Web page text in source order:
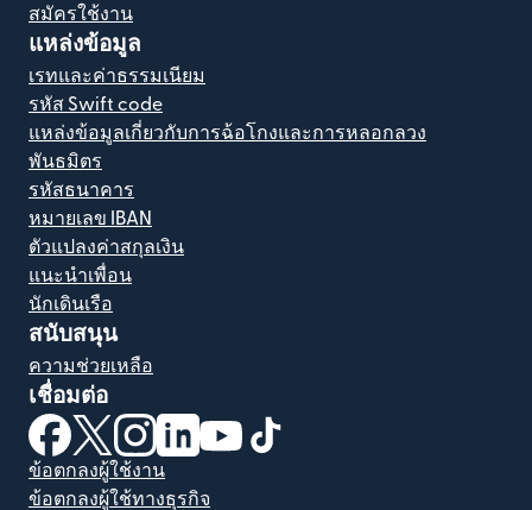
สมัครใช้งาน
แหล่งข้อมูล
เรทและค่าธรรมเนียม
รหัส Swift code
แหล่งข้อมูลเกี่ยวกับการฉ้อโกงและการหลอกลวง
พันธมิตร
รหัสธนาคาร
หมายเลข IBAN
ตัวแปลงค่าสกุลเงิน
แนะนำเพื่อน
นักเดินเรือ
สนับสนุน
ความช่วยเหลือ
เชื่อมต่อ
(เปิดในหน้าต่างใหม่)
(เปิดในหน้าต่างใหม่)
(เปิดในหน้าต่างใหม่)
(เปิดในหน้าต่างใหม่)
(เปิดในหน้าต่างใหม่)
ข้อตกลงผู้ใช้งาน
ข้อตกลงผู้ใช้ทางธุรกิจ